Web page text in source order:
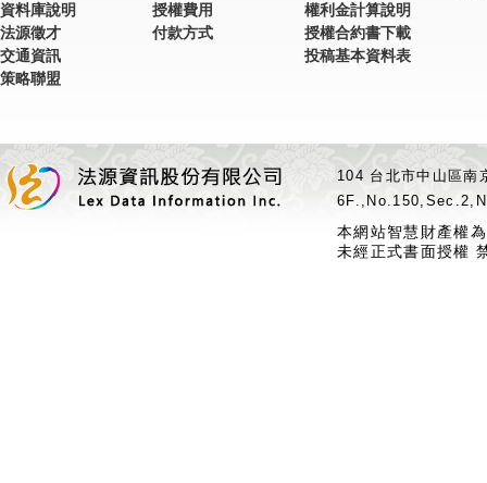
資料庫說明
法源徵才
交通資訊
策略聯盟
授權費用
付款方式
權利金計算說明
授權合約書下載
投稿基本資料表
104 台北市中山區
本網站智慧財產權
未經正式書面授權